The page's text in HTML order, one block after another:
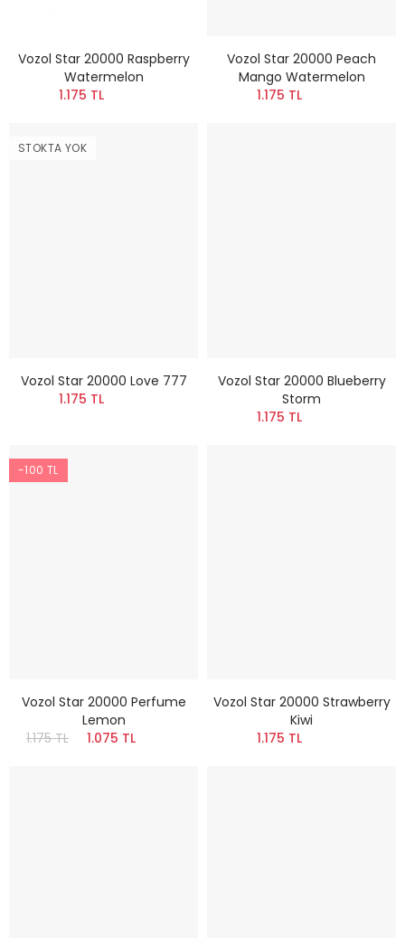
Vozol Star 20000 Raspberry
Watermelon
1.175 TL
Vozol Star 20000 Peach
Mango Watermelon
1.175 TL
STOKTA YOK
Vozol Star 20000 Love 777
1.175 TL
Vozol Star 20000 Blueberry
Storm
1.175 TL
-100 TL
Vozol Star 20000 Perfume
Lemon
1.175 TL
1.075 TL
Vozol Star 20000 Strawberry
Kiwi
1.175 TL